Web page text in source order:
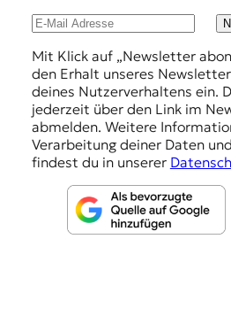
Mit Klick auf „Newsletter
den Erhalt unseres
deines Nutzerverhaltens ein.
jederzeit über den Link im
abmelden. Weitere
Verarbeitung deiner Daten
findest du in unserer